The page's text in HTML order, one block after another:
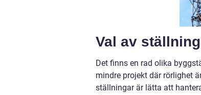
Val av
Det finns en rad olika
mindre projekt där rörlighet
ställningar är lätta att